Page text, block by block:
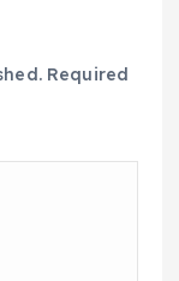
Required